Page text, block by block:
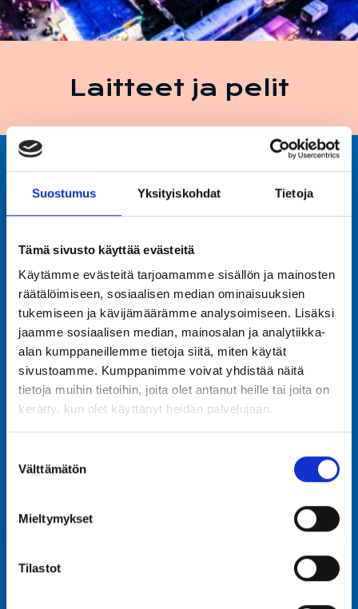
Suostumus Yksityiskohdat Tietoja
Tämä sivusto käyttää evästeitä
Käytämme evästeitä tarjoamamme sisällön ja mainosten
räätälöimiseen, sosiaalisen median ominaisuuksien
tukemiseen ja kävijämäärämme analysoimiseen. Lisäksi
jaamme sosiaalisen median, mainosalan ja analytiikka-
alan kumppaneillemme tietoja siitä, miten käytät
sivustoamme. Kumppanimme voivat yhdistää näitä
tietoja muihin tietoihin, joita olet antanut heille tai joita on
kerätty, kun olet käyttänyt heidän palvelujaan.
valinta
Välttämätön
Mieltymykset
Tilastot
Laitteet ja pelit
Etusivu/Laitteet ja pelit
Laitteet
Pelit
Tivoliherkut
Laitevuokraus